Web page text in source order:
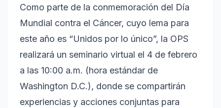
Como parte de la conmemoración del Día
Mundial contra el Cáncer, cuyo lema para
este año es “Unidos por lo único”, la OPS
realizará un seminario virtual el 4 de febrero
a las 10:00 a.m. (hora estándar de
Washington D.C.), donde se compartirán
experiencias y acciones conjuntas para